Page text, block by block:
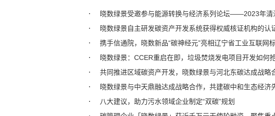
晓数绿景受邀参与能源转换与经济系列论坛——2023年清
晓数绿景自主研发碳资产开发系统获得权威核证机构的认
携手信通院，晓数新品“碳神经元”亮相辽宁省工业互联网
晓数绿景：CCER重启在即，垃圾焚烧发电项目开发如何抢
共同推进区域碳资产开发，晓数绿景与河北东碳达成战略
晓数绿景与中天鼎融达成战略合作，共建碳中和生态经济
八大建议，助力污水领域企业制定“双碳”规划